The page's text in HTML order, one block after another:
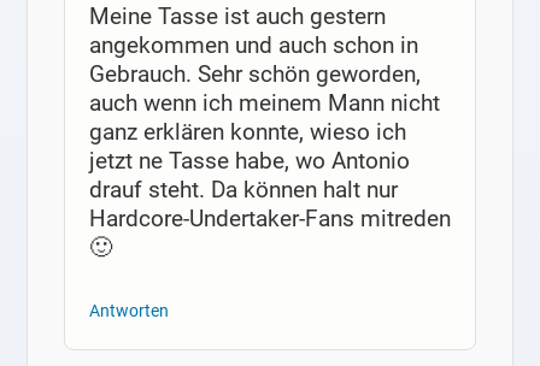
Meine Tasse ist auch gestern
angekommen und auch schon in
Gebrauch. Sehr schön geworden,
auch wenn ich meinem Mann nicht
ganz erklären konnte, wieso ich
jetzt ne Tasse habe, wo Antonio
drauf steht. Da können halt nur
Hardcore-Undertaker-Fans mitreden
🙂
Antworten